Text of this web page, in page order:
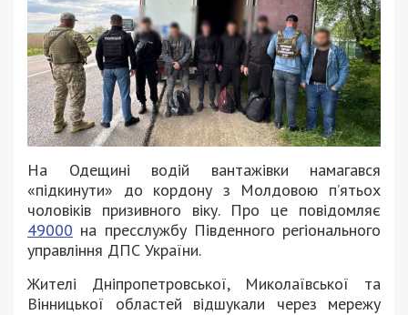
На Одещині водій вантажівки намагався
«підкинути» до кордону з Молдовою п’ятьох
чоловіків призивного віку. Про це повідомляє
49000 на пресслужбу Південного регіонального
управління ДПС України.
Жителі Дніпропетровської, Миколаївської та
Вінницької областей відшукали через мережу